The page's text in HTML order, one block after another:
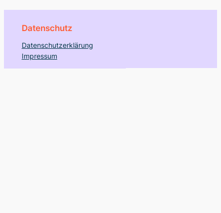
Datenschutz
Datenschutzerklärung
Impressum